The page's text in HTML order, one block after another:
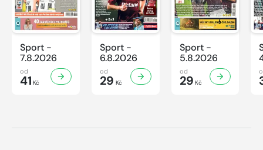
Sport -
7.8.2026
od
41 Kč
Sport -
6.8.2026
od
29 Kč
Sport -
5.8.2026
od
29 Kč